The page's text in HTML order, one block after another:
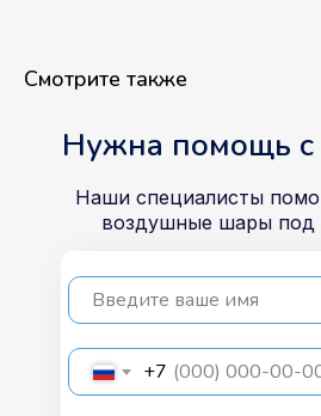
Смотрите также
Наши специалисты
воздушные шары под
Введите ваше имя
+7
Нужна помощь